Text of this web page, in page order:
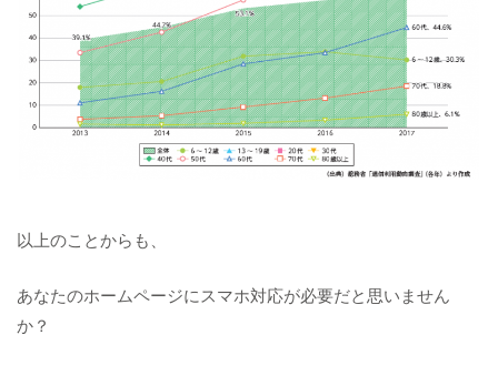
以上のことからも、
あなたのホームページにスマホ対応が必要だと思いません
か？